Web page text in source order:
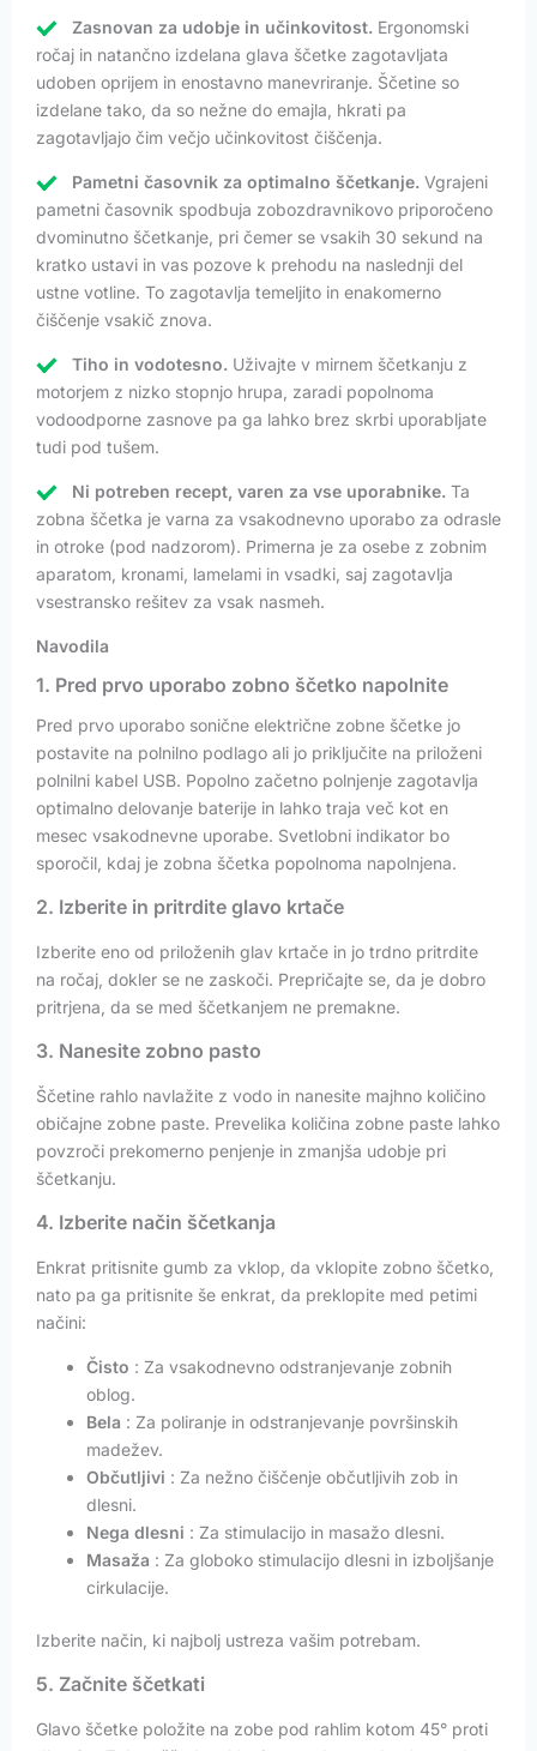
Zasnovan za udobje in učinkovitost. Ergonomski
ročaj in natančno izdelana glava ščetke zagotavljata
udoben oprijem in enostavno manevriranje. Ščetine so
izdelane tako, da so nežne do emajla, hkrati pa
zagotavljajo čim večjo učinkovitost čiščenja.
Pametni časovnik za optimalno ščetkanje. Vgrajeni
pametni časovnik spodbuja zobozdravnikovo priporočeno
dvominutno ščetkanje, pri čemer se vsakih 30 sekund na
kratko ustavi in vas pozove k prehodu na naslednji del
ustne votline. To zagotavlja temeljito in enakomerno
čiščenje vsakič znova.
Tiho in vodotesno. Uživajte v mirnem ščetkanju z
motorjem z nizko stopnjo hrupa, zaradi popolnoma
vodoodporne zasnove pa ga lahko brez skrbi uporabljate
tudi pod tušem.
Ni potreben recept, varen za vse uporabnike. Ta
zobna ščetka je varna za vsakodnevno uporabo za odrasle
in otroke (pod nadzorom). Primerna je za osebe z zobnim
aparatom, kronami, lamelami in vsadki, saj zagotavlja
vsestransko rešitev za vsak nasmeh.
Navodila
1. Pred prvo uporabo zobno ščetko napolnite
Pred prvo uporabo sonične električne zobne ščetke jo
postavite na polnilno podlago ali jo priključite na priloženi
polnilni kabel USB. Popolno začetno polnjenje zagotavlja
optimalno delovanje baterije in lahko traja več kot en
mesec vsakodnevne uporabe. Svetlobni indikator bo
sporočil, kdaj je zobna ščetka popolnoma napolnjena.
2. Izberite in pritrdite glavo krtače
Izberite eno od priloženih glav krtače in jo trdno pritrdite
na ročaj, dokler se ne zaskoči. Prepričajte se, da je dobro
pritrjena, da se med ščetkanjem ne premakne.
3. Nanesite zobno pasto
Ščetine rahlo navlažite z vodo in nanesite majhno količino
običajne zobne paste. Prevelika količina zobne paste lahko
povzroči prekomerno penjenje in zmanjša udobje pri
ščetkanju.
4. Izberite način ščetkanja
Enkrat pritisnite gumb za vklop, da vklopite zobno ščetko,
nato pa ga pritisnite še enkrat, da preklopite med petimi
načini:
Čisto : Za vsakodnevno odstranjevanje zobnih
oblog.
Bela : Za poliranje in odstranjevanje površinskih
madežev.
Občutljivi : Za nežno čiščenje občutljivih zob in
dlesni.
Nega dlesni : Za stimulacijo in masažo dlesni.
Masaža : Za globoko stimulacijo dlesni in izboljšanje
cirkulacije.
Izberite način, ki najbolj ustreza vašim potrebam.
5. Začnite ščetkati
Glavo ščetke položite na zobe pod rahlim kotom 45° proti